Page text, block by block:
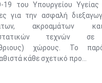
19 του Υπουργείου Υγείας
για την ασφαλή
ακροαμάτων
τεχνών σε
χώρους. Το
κάθε σχετικό προ...